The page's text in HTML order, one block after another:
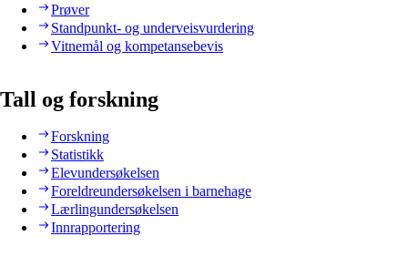
Prøver
Standpunkt- og underveisvurdering
Vitnemål og kompetansebevis
Tall og forskning
Forskning
Statistikk
Elevundersøkelsen
Foreldreundersøkelsen i barnehage
Lærlingundersøkelsen
Innrapportering